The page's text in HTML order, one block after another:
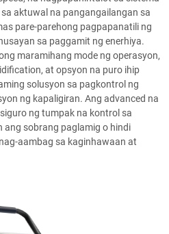
aktuwal na pangangailangan sa
pare-parehong pagpapanatili ng
sa paggamit ng enerhiya.
maramihang mode ng operasyon,
at opsyon na puro ihip
solusyon sa pagkontrol ng
ng kapaligiran. Ang advanced na
ng tumpak na kontrol sa
sobrang paglamig o hindi
aambag sa kaginhawaan at